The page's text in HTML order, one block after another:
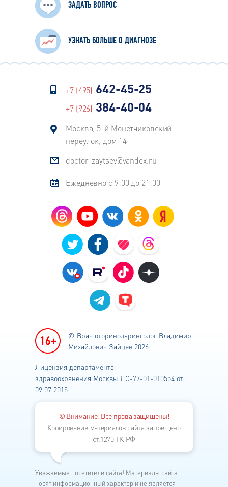
ЗАДАТЬ ВОПРОС
УЗНАТЬ БОЛЬШЕ О ДИАГНОЗЕ
+7 (495) 642-45-25
+7 (926) 384-40-04
Москва, 5-й Монетчиковский
переулок, дом 14
doctor-zaytsev@yandex.ru
Ежедневно с 9:00 до 21:00
© Врач оториноларинголог Владимир
Михайлович Зайцев 2026
Лицензия департамента
здравоохранения Москвы ЛО-77-01-010554 от
09.07.2015
© Внимание! Все права защищены!
Копирование материалов сайта запрещено
ст.1270 ГК РФ
Уважаемые посетители сайта! Материалы сайта
носят информационный характер и не является